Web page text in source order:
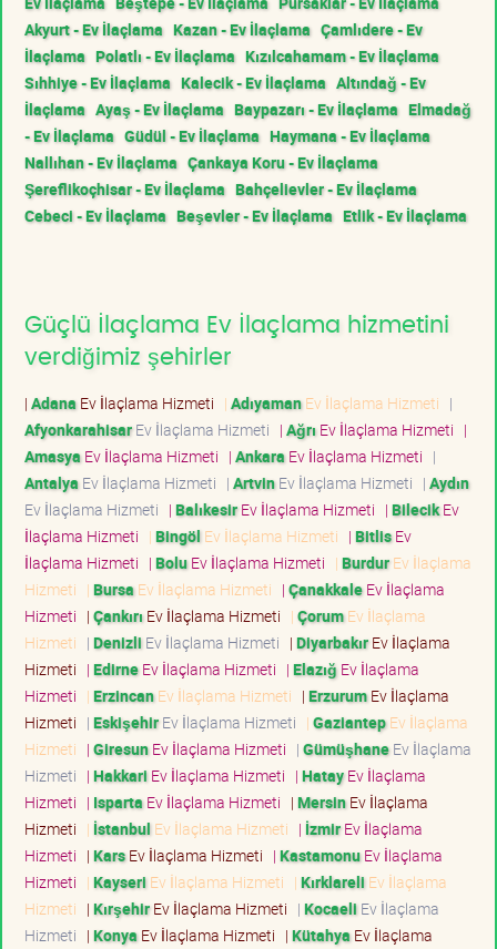
Akyurt - Ev İlaçlama Kazan - Ev İlaçlama Çamlıdere - Ev
İlaçlama Polatlı - Ev İlaçlama Kızılcahamam - Ev İlaçlama
Sıhhiye - Ev İlaçlama Kalecik - Ev İlaçlama Altındağ - Ev
İlaçlama Ayaş - Ev İlaçlama Baypazarı - Ev İlaçlama Elmadağ
- Ev İlaçlama Güdül - Ev İlaçlama Haymana - Ev İlaçlama
Nallıhan - Ev İlaçlama Çankaya Koru - Ev İlaçlama
Şereflikoçhisar - Ev İlaçlama Bahçelievler - Ev İlaçlama
Cebeci - Ev İlaçlama Beşevler - Ev İlaçlama Etlik - Ev İlaçlama
Güçlü İlaçlama Ev İlaçlama hizmetini
verdiğimiz şehirler
| Adana Ev İlaçlama Hizmeti | AdıyamanEv İlaçlama Hizmeti |
AfyonkarahisarEv İlaçlama Hizmeti | Ağrı Ev İlaçlama Hizmeti |
Amasya Ev İlaçlama Hizmeti | Ankara Ev İlaçlama Hizmeti |
Antalya Ev İlaçlama Hizmeti | ArtvinEv İlaçlama Hizmeti | Aydın
Ev İlaçlama Hizmeti | BalıkesirEv İlaçlama Hizmeti | BilecikEv
İlaçlama Hizmeti | Bingöl Ev İlaçlama Hizmeti | BitlisEv
İlaçlama Hizmeti | BoluEv İlaçlama Hizmeti | BurdurEv İlaçlama
Hizmeti | Bursa Ev İlaçlama Hizmeti | ÇanakkaleEv İlaçlama
Hizmeti | Çankırı Ev İlaçlama Hizmeti | ÇorumEv İlaçlama
Hizmeti | Denizli Ev İlaçlama Hizmeti | DiyarbakırEv İlaçlama
Hizmeti | EdirneEv İlaçlama Hizmeti | Elazığ Ev İlaçlama
Hizmeti | ErzincanEv İlaçlama Hizmeti | ErzurumEv İlaçlama
Hizmeti | EskişehirEv İlaçlama Hizmeti | GaziantepEv İlaçlama
Hizmeti | GiresunEv İlaçlama Hizmeti | GümüşhaneEv İlaçlama
Hizmeti | Hakkari Ev İlaçlama Hizmeti | HatayEv İlaçlama
Hizmeti | Isparta Ev İlaçlama Hizmeti | MersinEv İlaçlama
Hizmeti | İstanbul Ev İlaçlama Hizmeti | İzmirEv İlaçlama
Hizmeti | KarsEv İlaçlama Hizmeti | KastamonuEv İlaçlama
Hizmeti | Kayseri Ev İlaçlama Hizmeti | Kırklareli Ev İlaçlama
Hizmeti | KırşehirEv İlaçlama Hizmeti | Kocaeli Ev İlaçlama
Hizmeti | Konya Ev İlaçlama Hizmeti | Kütahya Ev İlaçlama